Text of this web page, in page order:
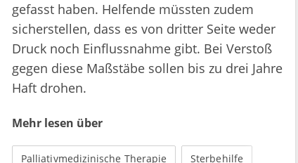
gefasst haben. Helfende müssten zudem
sicherstellen, dass es von dritter Seite weder
Druck noch Einflussnahme gibt. Bei Verstoß
gegen diese Maßstäbe sollen bis zu drei Jahre
Haft drohen.
Mehr lesen über
Palliativmedizinische Therapie Sterbehilfe